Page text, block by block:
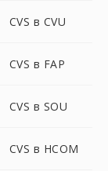
CVS в CVU
CVS в FAP
CVS в SOU
CVS в HCOM